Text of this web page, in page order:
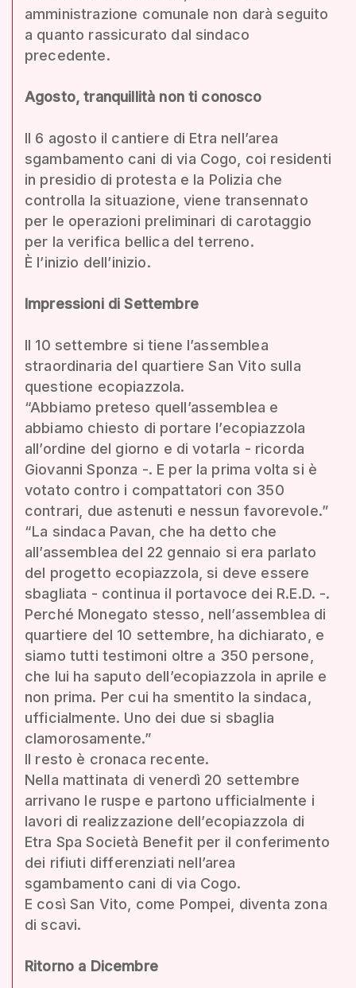
amministrazione comunale non darà seguito
a quanto rassicurato dal sindaco
precedente.
Agosto, tranquillità non ti conosco
Il 6 agosto il cantiere di Etra nell’area
sgambamento cani di via Cogo, coi residenti
in presidio di protesta e la Polizia che
controlla la situazione, viene transennato
per le operazioni preliminari di carotaggio
per la verifica bellica del terreno.
È l’inizio dell’inizio.
Impressioni di Settembre
Il 10 settembre si tiene l’assemblea
straordinaria del quartiere San Vito sulla
questione ecopiazzola.
“Abbiamo preteso quell’assemblea e
abbiamo chiesto di portare l’ecopiazzola
all’ordine del giorno e di votarla - ricorda
Giovanni Sponza -. E per la prima volta si è
votato contro i compattatori con 350
contrari, due astenuti e nessun favorevole.”
“La sindaca Pavan, che ha detto che
all’assemblea del 22 gennaio si era parlato
del progetto ecopiazzola, si deve essere
sbagliata - continua il portavoce dei R.E.D. -.
Perché Monegato stesso, nell’assemblea di
quartiere del 10 settembre, ha dichiarato, e
siamo tutti testimoni oltre a 350 persone,
che lui ha saputo dell’ecopiazzola in aprile e
non prima. Per cui ha smentito la sindaca,
ufficialmente. Uno dei due si sbaglia
clamorosamente.”
Il resto è cronaca recente.
Nella mattinata di venerdì 20 settembre
arrivano le ruspe e partono ufficialmente i
lavori di realizzazione dell’ecopiazzola di
Etra Spa Società Benefit per il conferimento
dei rifiuti differenziati nell’area
sgambamento cani di via Cogo.
E così San Vito, come Pompei, diventa zona
di scavi.
Ritorno a Dicembre